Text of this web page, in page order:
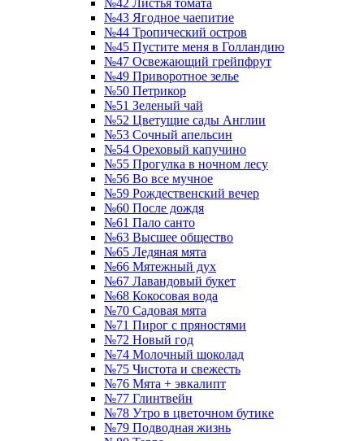
№42 Листья томата
№43 Ягодное чаепитие
№44 Тропический остров
№45 Пустите меня в Голландию
№47 Освежающий грейпфрут
№49 Приворотное зелье
№50 Петрикор
№51 Зеленый чай
№52 Цветущие сады Англии
№53 Сочный апельсин
№54 Ореховый капучино
№55 Прогулка в ночном лесу
№56 Во все мучное
№59 Рождественский вечер
№60 После дождя
№61 Пало санто
№63 Высшее общество
№65 Ледяная мята
№66 Мятежный дух
№67 Лавандовый букет
№68 Кокосовая вода
№70 Садовая мята
№71 Пирог с пряностями
№72 Новый год
№74 Молочный шоколад
№75 Чистота и свежесть
№76 Мята + эвкалипт
№77 Глинтвейн
№78 Утро в цветочном бутике
№79 Подводная жизнь